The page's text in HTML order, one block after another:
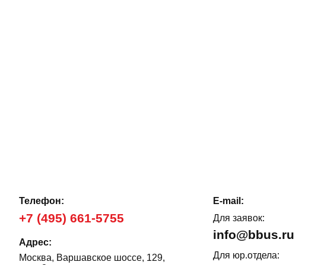
Телефон:
+7 (495) 661-5755
Адрес:
Москва, Варшавское шоссе, 129,
E-mail:
Для заявок:
info@bbus.ru
Для юр.отдела: